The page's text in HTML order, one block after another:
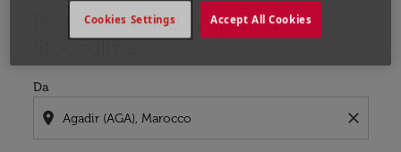
Prossimo voli da Agadir a
Stoccolma
Da
location_on close
Prova ad aggiornare il tuo percorso (origine e/o
Accept All Cookies
Cookies Settings